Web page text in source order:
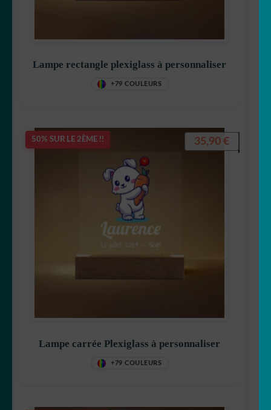
Lampe rectangle plexiglass à personnaliser
+79 COULEURS
50% SUR LE 2ÈME !!
Lampe carrée Plexiglass à personnaliser
+79 COULEURS
35,90 €